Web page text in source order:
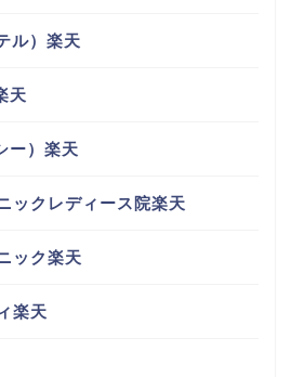
ル）楽天
天
ー）楽天
ックレディース院楽天
ック楽天
楽天